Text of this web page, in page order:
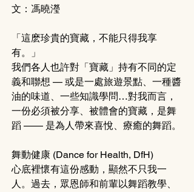
文：馮曉瀅
「這麽珍貴的寶藏，不能只得我享
有。」
我們各人也許對「寶藏」持有不同的定
義和聯想 — 或是一處旅遊景點、一種醬
油的味道、一些知識學問…對我而言，
一份必須被分享、被體會的寶藏，是舞
蹈 —— 是為人帶來喜悅、療癒的舞蹈。
舞動健康 (Dance for Health, DfH)
心底裡懷有這份感動，顯然不只我一
人。過去，眾恩師和前輩以舞蹈教學、